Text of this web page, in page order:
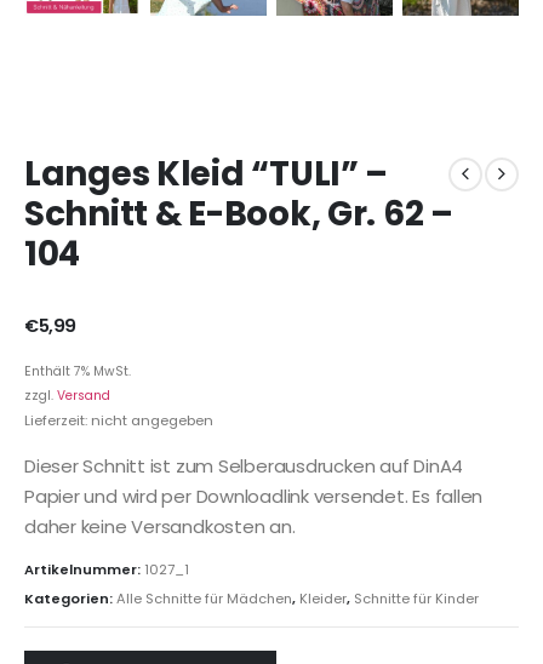
Langes Kleid “TULI” –
Schnitt & E-Book, Gr. 62 –
104
€5,99
Enthält 7% MwSt.
zzgl. Versand
Lieferzeit: nicht angegeben
Dieser Schnitt ist zum Selberausdrucken auf DinA4
Papier und wird per Downloadlink versendet. Es fallen
daher keine Versandkosten an.
Artikelnummer: 1027_1
Kategorien:Alle Schnitte für Mädchen, Kleider, Schnitte für Kinder